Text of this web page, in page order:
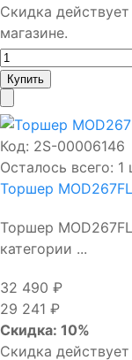
Скидка
магазине.
Код: 2S-00006146
Осталось всего: 1
Торшер
Торшер
категории ...
32 490 ₽
29 241 ₽
Скидка: 10%
Скидка